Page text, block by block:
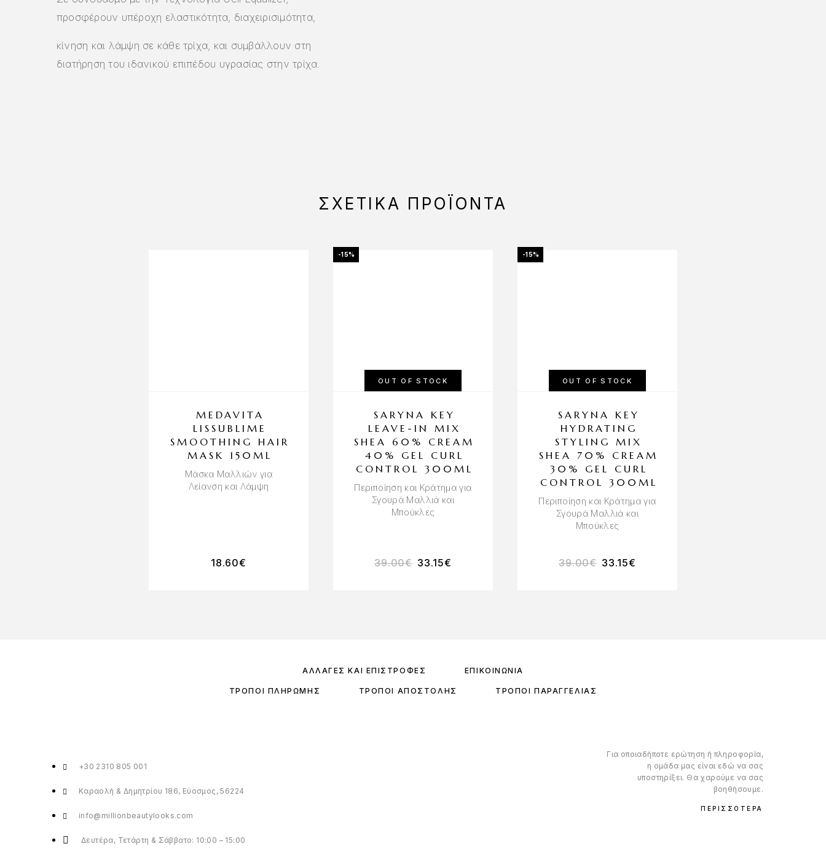
προσφέρουν υπέροχη ελαστικότητα, διαχειρισιμότητα,
κίνηση και λάμψη σε κάθε τρίχα, και συμβάλλουν στη
διατήρηση του ιδανικού επιπέδου υγρασίας στην τρίχα.
ΣΧΕΤΙΚΆ ΠΡΟΪΌΝΤΑ
MEDAVITA
LISSUBLIME
SMOOTHING HAIR
MASK 150ML
Μάσκα Μαλλιών για
Λείανση και Λάμψη
18.60€
-15%
OUT OF STOCK
SARYNA KEY
LEAVE-IN MIX
SHEA 60% CREAM
40% GEL CURL
CONTROL 300ML
Περιποίηση και Κράτημα για
Σγουρά Μαλλιά και
Μπούκλες
39.00€ 33.15€
-15%
OUT OF STOCK
SARYNA KEY
HYDRATING
STYLING MIX
SHEA 70% CREAM
30% GEL CURL
CONTROL 300ML
Περιποίηση και Κράτημα για
Σγουρά Μαλλιά και
Μπούκλες
39.00€ 33.15€
ΑΛΛΑΓΈΣ ΚΑΙ ΕΠΙΣΤΡΟΦΈΣ ΕΠΙΚΟΙΝΩΝΊΑ
ΤΡΌΠΟΙ ΠΛΗΡΩΜΉΣ ΤΡΌΠΟΙ ΑΠΟΣΤΟΛΉΣ ΤΡΌΠΟΙ ΠΑΡΑΓΓΕΛΊΑΣ
+30 2310 805 001
Καραολή & Δημητρίου 186, Εύοσμος, 56224
info@millionbeautylooks.com
Δευτέρα, Τετάρτη & Σάββατο: 10:00 – 15:00
Για οποιαδήποτε ερώτηση ή πληροφορία,
η ομάδα μας είναι εδώ να σας
υποστηρίξει. Θα χαρούμε να σας
βοηθήσουμε.
ΠΕΡΙΣΣΌΤΕΡΑ